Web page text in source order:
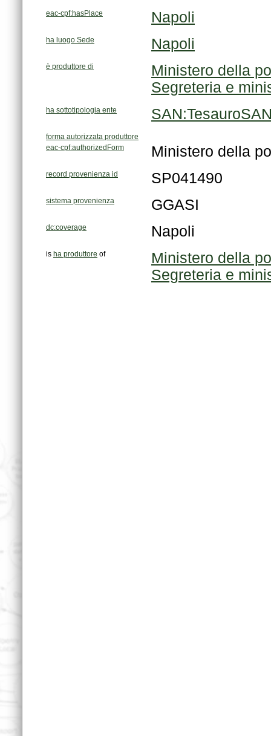
eac-cpf:hasPlace Napoli
ha luogo Sede Napoli
è produttore di
Ministero della
Segreteria e
ha sottotipologia ente
forma autorizzata produttore
eac-cpf:authorizedForm
Ministero della
record provenienza id SP041490
sistema provenienza GGASI
dc:coverage Napoli
is ha produttore of
Ministero della
Segreteria e